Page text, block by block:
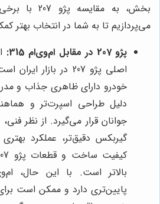
بخش، به
می‌پردازیم تا به شما در انتخاب بهتر
پژو 207 در مقابل ام‌وی‌ام 315:
اصلی پژو 207 در
دلیل طراحی اسپرت‌تر و
گیربکس دقیق‌تر، عملکرد
پایین‌تری دارد و ممکن است